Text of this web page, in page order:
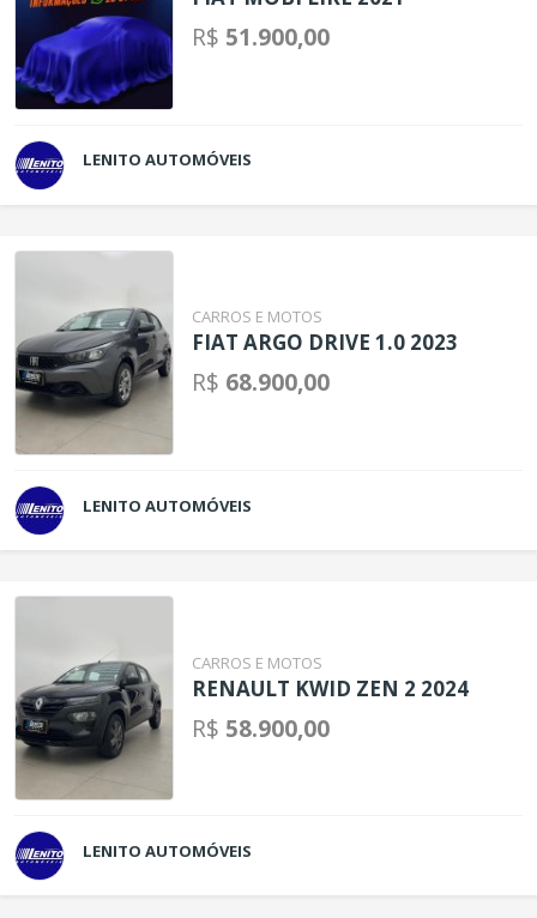
R$ 51.900,00
LENITO AUTOMÓVEIS
CARROS E MOTOS
FIAT ARGO DRIVE 1.0 2023
R$ 68.900,00
LENITO AUTOMÓVEIS
CARROS E MOTOS
RENAULT KWID ZEN 2 2024
R$ 58.900,00
LENITO AUTOMÓVEIS